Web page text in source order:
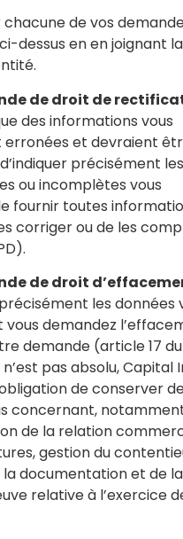
de vos
dessus en en joignant
de droit de
des informations vous
et devraient
précisément les
ou incomplètes vous
fournir toutes
corriger ou de les
de droit
les données
demandez
demande (article 17 du
pas absolu, Capital
de conserver
concernant,
de la relation
gestion du
documentation et de la
relative à l’exercice